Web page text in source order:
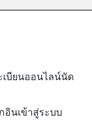
เบียนออนไลน์นัด
นเข้าสู่ระบบ